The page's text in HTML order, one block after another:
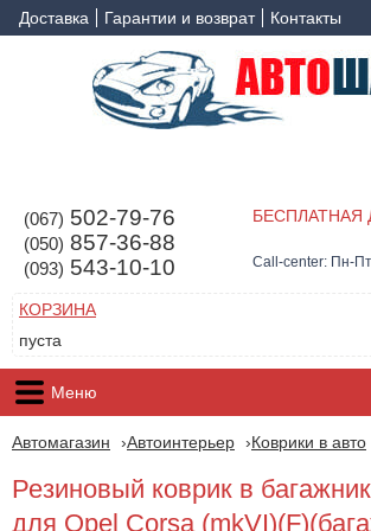
Доставка Гарантии и возврат Контакты
(067) 502-79-76
(050) 857-36-88
(093) 543-10-10
БЕСПЛАТНАЯ
Call-center: Пн-
КОРЗИНА
пуста
Меню
Автомагазин Автоинтерьер Коврики в авто
Резиновый коврик в
для Opel Corsa